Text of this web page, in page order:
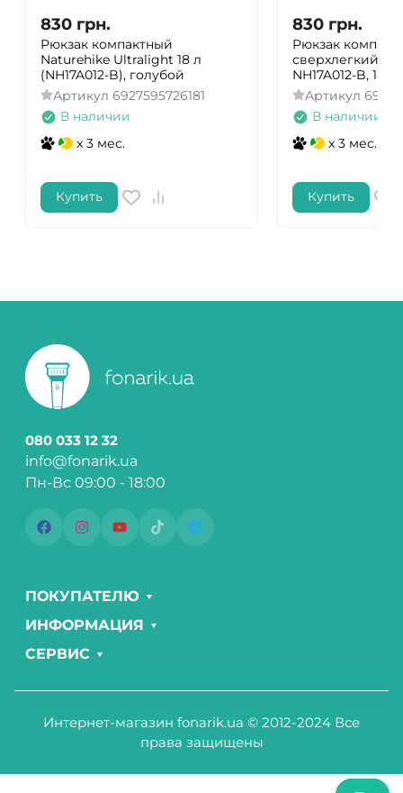
830 грн.
Рюкзак компактный
Naturehike Ultralight 18 л
(NH17A012-B), голубой
Артикул 6927595726181
В наличии
x 3 мес.
Купить
830 грн.
Рюкзак
сверхлегкий
NH17A012-B, 18
Артикул
В наличии
x 3 мес.
Купить
080 033 12 32
info@fonarik.ua
Пн-Вс 09:00 - 18:00
ПОКУПАТЕЛЮ
ИНФОРМАЦИЯ
СЕРВИС
Интернет-магазин fonarik.ua © 2012-2024 Все
права защищены